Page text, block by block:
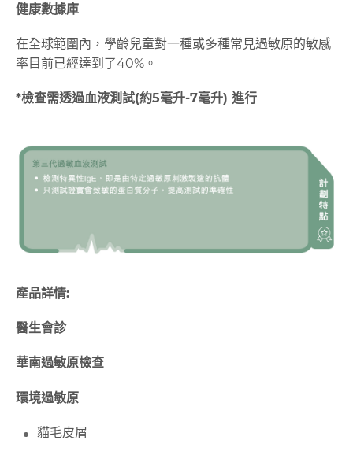
健康數據庫
在全球範圍內，學齡兒童對一種或多種常見過敏原的敏感
率目前已經達到了40%。
*檢查需透過血液測試(約5毫升-7毫升) 進行
產品詳情:
醫生會診
華南過敏原檢查
環境過敏原
貓毛皮屑